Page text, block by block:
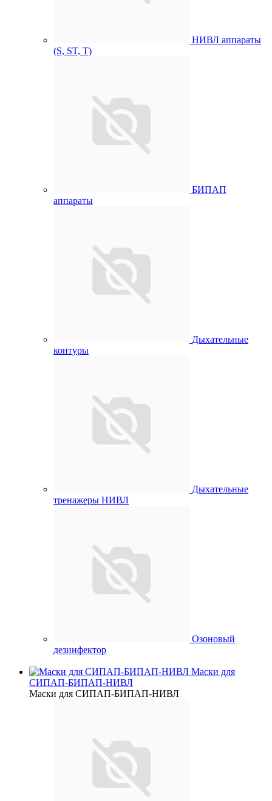
НИВЛ аппараты
(S, ST, T)
БИПАП
аппараты
Дыхательные
контуры
Дыхательные
тренажеры НИВЛ
Озоновый
дезинфектор
Маски для
СИПАП-БИПАП-НИВЛ
Маски для СИПАП-БИПАП-НИВЛ